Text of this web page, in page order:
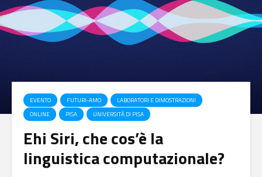
EVENTO FUTURI-AMO
LABORATORI E DIMOSTRAZIONI
ONLINE
PISA UNIVERSITÀ DI PISA
Ehi Siri, che cos’è la
linguistica computazionale?